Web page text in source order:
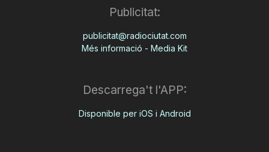
Publicitat:
publicitat@radiociutat.com
Més informació - Media Kit
Descarrega't l'APP:
Disponible per iOS i Android